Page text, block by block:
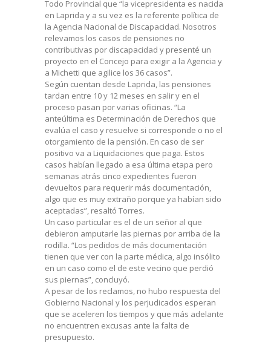
Todo Provincial que “la vicepresidenta es nacida
en Laprida y a su vez es la referente política de
la Agencia Nacional de Discapacidad. Nosotros
relevamos los casos de pensiones no
contributivas por discapacidad y presenté un
proyecto en el Concejo para exigir a la Agencia y
a Michetti que agilice los 36 casos”.
Según cuentan desde Laprida, las pensiones
tardan entre 10 y 12 meses en salir y en el
proceso pasan por varias oficinas. “La
anteúltima es Determinación de Derechos que
evalúa el caso y resuelve si corresponde o no el
otorgamiento de la pensión. En caso de ser
positivo va a Liquidaciones que paga. Estos
casos habían llegado a esa última etapa pero
semanas atrás cinco expedientes fueron
devueltos para requerir más documentación,
algo que es muy extraño porque ya habían sido
aceptadas”, resaltó Torres.
Un caso particular es el de un señor al que
debieron amputarle las piernas por arriba de la
rodilla. “Los pedidos de más documentación
tienen que ver con la parte médica, algo insólito
en un caso como el de este vecino que perdió
sus piernas”, concluyó.
A pesar de los reclamos, no hubo respuesta del
Gobierno Nacional y los perjudicados esperan
que se aceleren los tiempos y que más adelante
no encuentren excusas ante la falta de
presupuesto.